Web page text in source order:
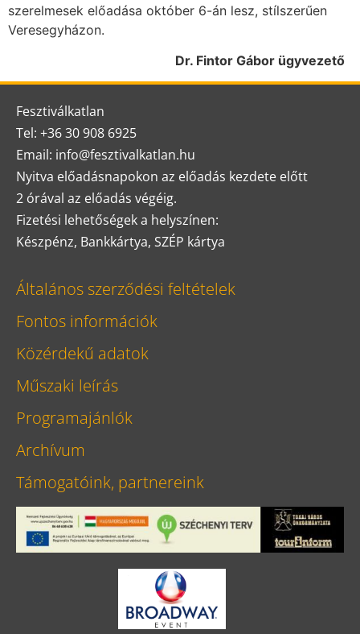
szerelmesek előadása október 6-án lesz, stílszerűen
Veresegyházon.
Dr. Fintor Gábor ügyvezető
Fesztiválkatlan
Tel: +36 30 908 6925
Email: info@fesztivalkatlan.hu
Nyitva előadásnapokon az előadás kezdete előtt
2 órával az előadás végéig.
Fizetési lehetőségek a helyszínen:
Készpénz, Bankkártya, SZÉP kártya
Általános szerződési feltételek
Fontos információk
Közérdekű adatok
Műszaki leírás
Programajánlók
Archívum
Támogatóink, partnereink